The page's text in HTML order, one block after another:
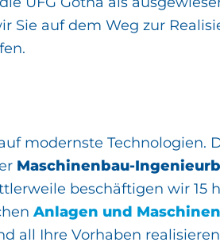
Sie auf dem Weg zur
modernste Technologien.
Maschinenbau-
beschäftigen wir 15
Anlagen und Maschinen
all Ihre Vorhaben